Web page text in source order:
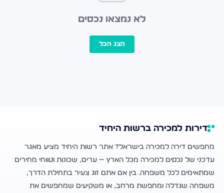
לא נמצאו נכסים
הצג הכל
דירות למכירה ברשות היחיד
מחפשים דירה למכירה בישראל? אתר רשות היחיד מציע מאגר
עדכני של נכסים למכירה מכל הארץ — ערים, שכונות וטווחי מחירים
שמתאימים לכל משפחה. בין אם אתם זוג צעיר בתחילת הדרך,
משפחה שגדלה ומחפשת מרחב, או משקיעים שמחפשים את